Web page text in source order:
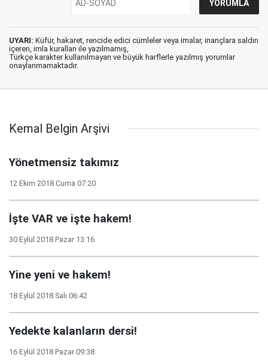
UYARI: Küfür, hakaret, rencide edici cümleler veya imalar, inançlara saldırı
içeren, imla kuralları ile yazılmamış,
Türkçe karakter kullanılmayan ve büyük harflerle yazılmış yorumlar
onaylanmamaktadır.
Kemal Belgin Arşivi
Yönetmensiz takımız
12 Ekim 2018 Cuma 07:20
İşte VAR ve işte hakem!
30 Eylül 2018 Pazar 13:16
Yine yeni ve hakem!
18 Eylül 2018 Salı 06:42
Yedekte kalanların dersi!
16 Eylül 2018 Pazar 09:38